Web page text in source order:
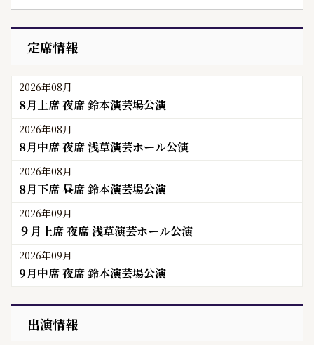
定席情報
2026年08月
8月上席 夜席 鈴本演芸場公演
2026年08月
8月中席 夜席 浅草演芸ホール公演
2026年08月
8月下席 昼席 鈴本演芸場公演
2026年09月
９月上席 夜席 浅草演芸ホール公演
2026年09月
9月中席 夜席 鈴本演芸場公演
出演情報